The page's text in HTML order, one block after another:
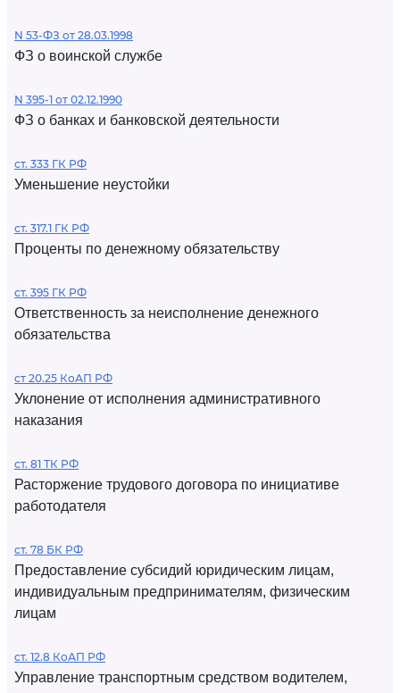
N 53-ФЗ от 28.03.1998
ФЗ о воинской службе
N 395-1 от 02.12.1990
ФЗ о банках и банковской деятельности
ст. 333 ГК РФ
Уменьшение неустойки
ст. 317.1 ГК РФ
Проценты по денежному обязательству
ст. 395 ГК РФ
Ответственность за неисполнение денежного
обязательства
ст 20.25 КоАП РФ
Уклонение от исполнения административного
наказания
ст. 81 ТК РФ
Расторжение трудового договора по инициативе
работодателя
ст. 78 БК РФ
Предоставление субсидий юридическим лицам,
индивидуальным предпринимателям, физическим
лицам
ст. 12.8 КоАП РФ
Управление транспортным средством водителем,